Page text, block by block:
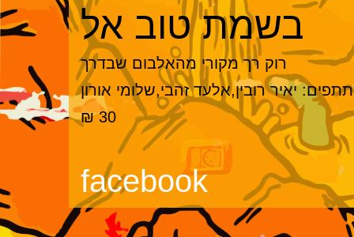
בשמת טוב אל
רוק רך מקורי מהאלבום שבדרך
יאיר רובין,אלעד זהבי,שלומי אורון
30 ₪
facebook